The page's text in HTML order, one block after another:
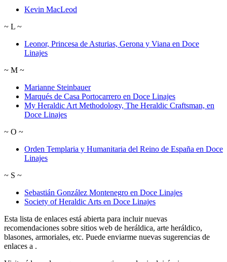
Kevin MacLeod
~ L ~
Leonor, Princesa de Asturias, Gerona y Viana en Doce
Linajes
~ M ~
Marianne Steinbauer
Marqués de Casa Portocarrero en Doce Linajes
My Heraldic Art Methodology, The Heraldic Craftsman, en
Doce Linajes
~ O ~
Orden Templaria y Humanitaria del Reino de España en Doce
Linajes
~ S ~
Sebastián González Montenegro en Doce Linajes
Society of Heraldic Arts en Doce Linajes
Esta lista de enlaces está abierta para incluir nuevas
recomendaciones sobre sitios web de heráldica, arte heráldico,
blasones, armoriales, etc. Puede enviarme nuevas sugerencias de
enlaces a .